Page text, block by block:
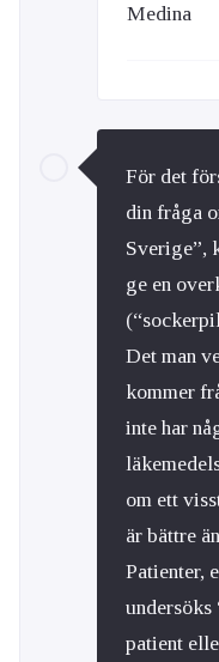
Medina
För det
din fråga
Sverige”,
ge en
Det man
kommer
inte har
om ett
är bättre
Patienter,
patient